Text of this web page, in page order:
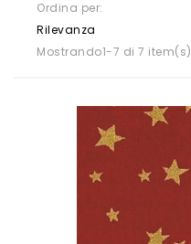
Ordina per:
Rilevanza
Mostrando1-7 di 7 item(s)